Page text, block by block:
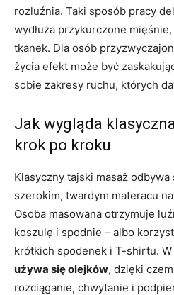
rozluźnia. Taki sposób pracy
wydłuża przykurczone
tkanek. Dla osób
życia efekt może być
sobie zakresy ruchu, których
Jak wygląda
krok po kroku
Klasyczny tajski masaż
szerokim, twardym materacu
Osoba masowana otrzymuje
koszulę i spodnie – albo
krótkich spodenek i T-shirtu.
używa się olejków, dzięki
rozciąganie, chwytanie i